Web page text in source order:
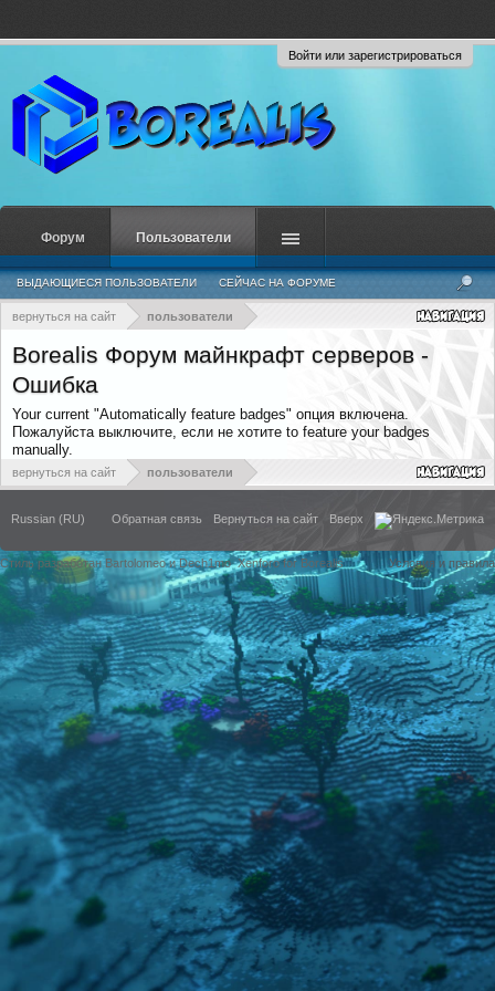
Войти или зарегистрироваться
вернуться на сайт пользователи
Borealis Форум майнкрафт серверов -
Ошибка
Your current "Automatically feature badges" опция включена.
Пожалуйста выключите, если не хотите to feature your badges
manually.
вернуться на сайт пользователи
Форум Пользователи
ВЫДАЮЩИЕСЯ ПОЛЬЗОВАТЕЛИ СЕЙЧАС НА ФОРУМЕ
НЕДАВНЯЯ АКТИВНОСТЬ НОВЫЕ СООБЩЕНИЯ ПРОФИЛЯ
Russian (RU) Обратная связь Вернуться на сайт Вверх
Стиль разработан Bartolomeo и Dech1moXenforo for Borealis Условия и правила